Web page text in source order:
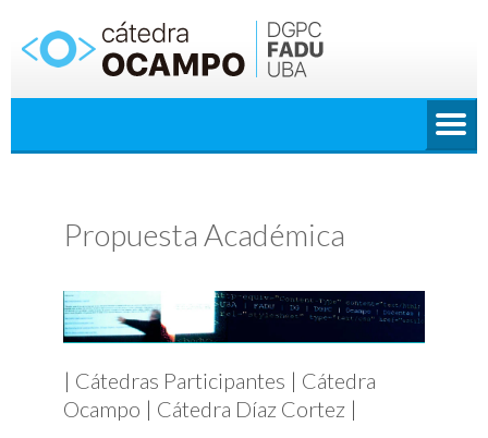
contenido
Propuesta Académica
| Cátedras Participantes | Cátedra
Ocampo | Cátedra Díaz Cortez |